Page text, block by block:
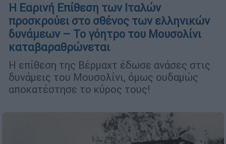
Η Εαρινή Επίθεση των Ιταλών
προσκρούει στο σθένος των ελληνικών
δυνάμεων – Το γόητρο του Μουσολίνι
καταβαραθρώνεται
Η επίθεση της Βέρμαχτ έδωσε ανάσες στις
δυνάμεις του Μουσολίνι, όμως ουδαμώς
αποκατέστησε το κύρος τους!